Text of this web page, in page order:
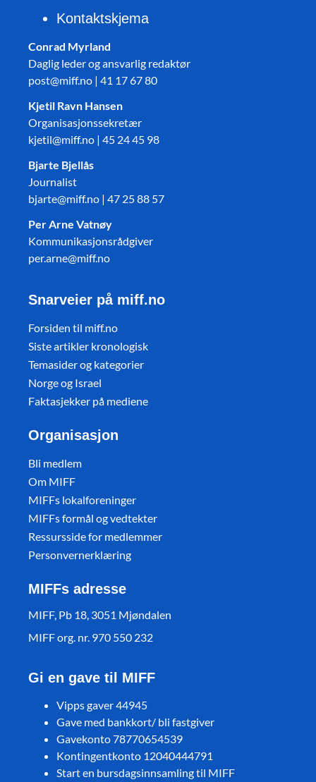
Kontaktskjema
Conrad Myrland
Daglig leder og ansvarlig redaktør
post@miff.no | 41 17 67 80
Kjetil Ravn Hansen
Organisasjonssekretær
kjetil@miff.no | 45 24 45 98
Bjarte Bjellås
Journalist
bjarte@miff.no | 47 25 88 57
Per Arne Vatnøy
Kommunikasjonsrådgiver
per.arne@miff.no
Snarveier på miff.no
Forsiden til miff.no
Siste artikler kronologisk
Temasider og kategorier
Norge og Israel
Faktasjekker på mediene
Organisasjon
Bli medlem
Om MIFF
MIFFs lokalforeninger
MIFFs formål og vedtekter
Ressursside for medlemmer
Personvernerklæring
MIFFs adresse
MIFF, Pb 18, 3051 Mjøndalen
MIFF org. nr. 970 550 232
Gi en gave til MIFF
Vipps gaver 44945
Gave med bankkort/ bli fastgiver
Gavekonto 78770654539
Kontingentkonto 12040444791
Start en bursdagsinnsamling til MIFF